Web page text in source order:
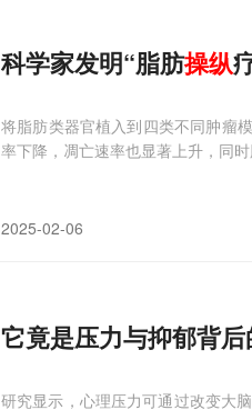
科学家发明“脂肪操纵
将脂肪类器官植入到四类不同肿瘤
率下降，凋亡速率也显著上升，同时
2025-02-06
它竟是压力与抑郁背
研究显示，心理压力可通过改变大